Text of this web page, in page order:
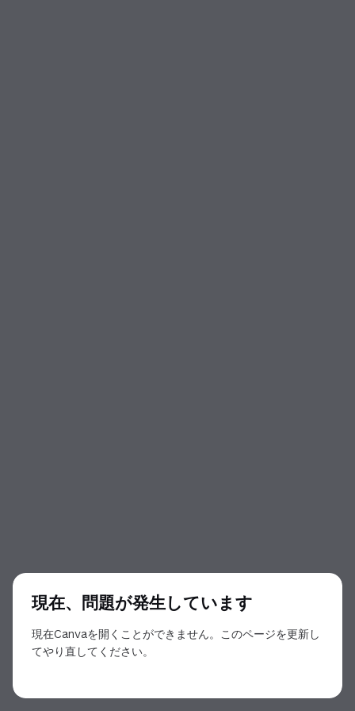
現在、問題が発生しています
現在Canvaを開くことができません。このページを更新し
てやり直してください。